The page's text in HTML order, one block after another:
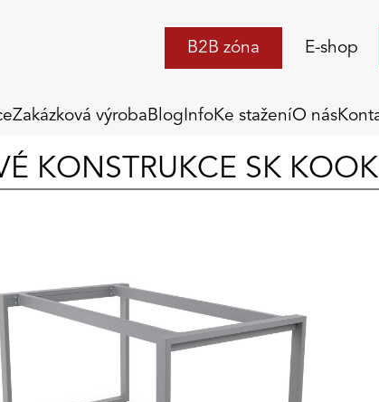
Zakázková výroba Blog InfoKe staženíO nás
B2B zóna E-shop
KONSTRUKCE SK